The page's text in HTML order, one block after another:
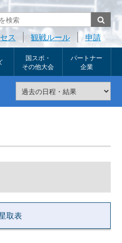
ス 観戦ルール 申請
国スポ・
その他大会
パートナー
企業
取表